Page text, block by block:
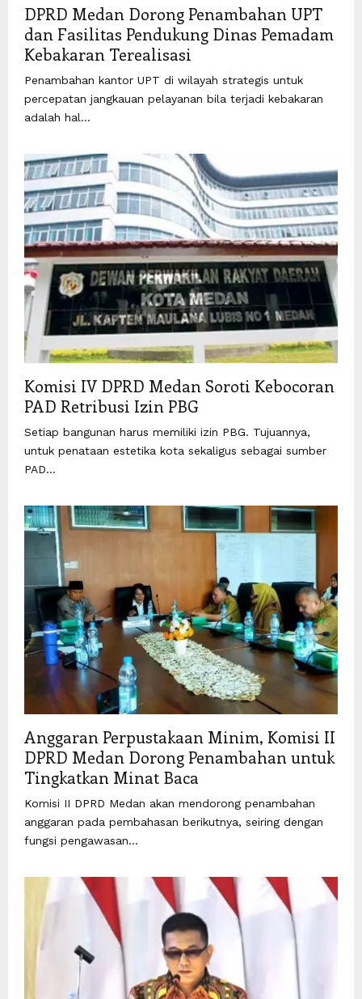
DPRD Medan Dorong Penambahan UPT
dan Fasilitas Pendukung Dinas Pemadam
Kebakaran Terealisasi
Penambahan kantor UPT di wilayah strategis untuk
percepatan jangkauan pelayanan bila terjadi kebakaran
adalah hal...
Komisi IV DPRD Medan Soroti Kebocoran
PAD Retribusi Izin PBG
Setiap bangunan harus memiliki izin PBG. Tujuannya,
untuk penataan estetika kota sekaligus sebagai sumber
PAD...
Anggaran Perpustakaan Minim, Komisi II
DPRD Medan Dorong Penambahan untuk
Tingkatkan Minat Baca
Komisi II DPRD Medan akan mendorong penambahan
anggaran pada pembahasan berikutnya, seiring dengan
fungsi pengawasan...